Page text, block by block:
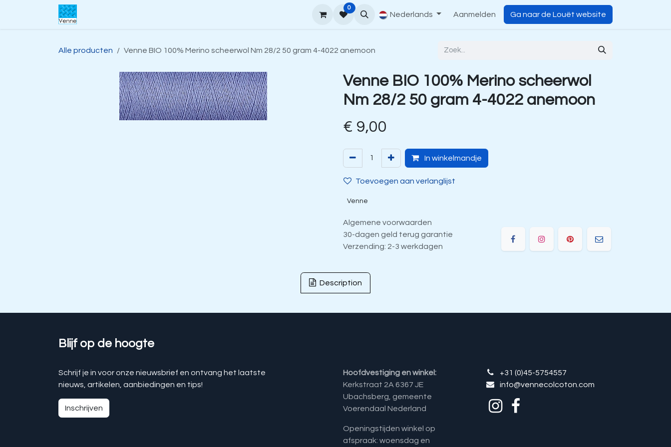
Overslaan naar inhoud
Hoe te bestellen Contact
0
Nederlands Aanmelden Ga naar de Louët website
Alle producten Venne BIO 100% Merino scheerwol Nm 28/2 50 gram 4-4022 anemoon
Venne BIO 100% Merino scheerwol
Nm 28/2 50 gram 4-4022 anemoon
€ 9,00
In winkelmandje
Toevoegen aan verlanglijst
Venne
Algemene voorwaarden
30-dagen geld terug garantie
Verzending: 2-3 werkdagen
Description
Blijf op de hoogte
Schrijf je in voor onze nieuwsbrief en ontvang het laatste
nieuws, artikelen, aanbiedingen en tips!
Inschrijven
Hoofdvestiging en winkel:
Kerkstraat 2A 6367 JE
Ubachsberg, gemeente
Voerendaal Nederland
Openingstijden winkel op
afspraak: woensdag en
+31 (0)45-5754557
info@vennecolcoton.com